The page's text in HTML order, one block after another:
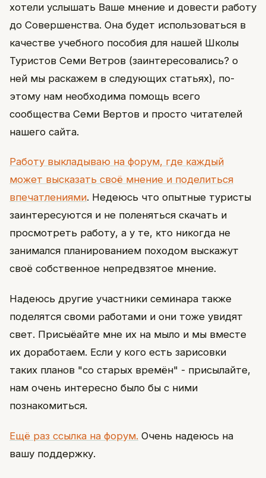
хотели услышать Ваше мнение и довести работу
до Совершенства. Она будет использоваться в
качестве учебного пособия для нашей Школы
Туристов Семи Ветров (заинтересовались? о
ней мы раскажем в следующих статьях), по-
этому нам необходима помощь всего
сообщества Семи Вертов и просто читателей
нашего сайта.
Работу выкладываю на форум, где каждый
может высказать своё мнение и поделиться
впечатлениями. Недеюсь что опытные туристы
заинтересуются и не поленяться скачать и
просмотреть работу, а у те, кто никогда не
занимался планированием походом выскажут
своё собственное непредвзятое мнение.
Надеюсь другие участники семинара также
поделятся своми работами и они тоже увидят
свет. Присыёайте мне их на мыло и мы вместе
их доработаем. Если у кого есть зарисовки
таких планов "со старых времён" - присылайте,
нам очень интересно было бы с ними
познакомиться.
Ещё раз ссылка на форум. Очень надеюсь на
вашу поддержку.